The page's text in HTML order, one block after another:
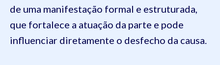
de uma manifestação formal e estruturada,
que fortalece a atuação da parte e pode
influenciar diretamente o desfecho da causa.